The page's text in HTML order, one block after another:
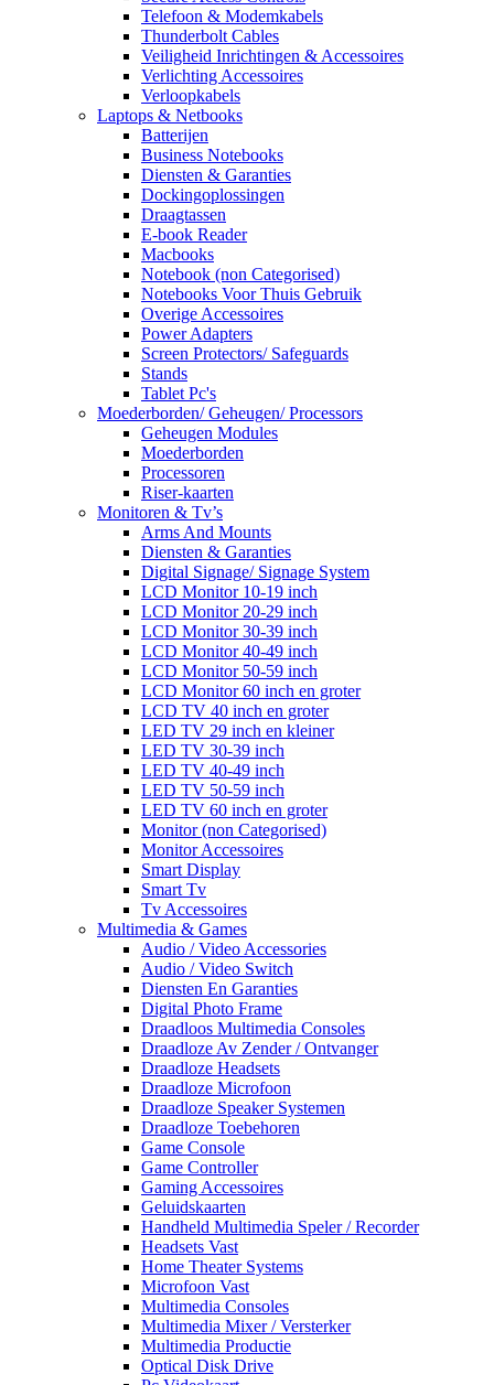
Telefoon & Modemkabels
Thunderbolt Cables
Veiligheid Inrichtingen & Accessoires
Verlichting Accessoires
Verloopkabels
Laptops & Netbooks
Batterijen
Business Notebooks
Diensten & Garanties
Dockingoplossingen
Draagtassen
E-book Reader
Macbooks
Notebook (non Categorised)
Notebooks Voor Thuis Gebruik
Overige Accessoires
Power Adapters
Screen Protectors/ Safeguards
Stands
Tablet Pc's
Moederborden/ Geheugen/ Processors
Geheugen Modules
Moederborden
Processoren
Riser-kaarten
Monitoren & Tv’s
Arms And Mounts
Diensten & Garanties
Digital Signage/ Signage System
LCD Monitor 10-19 inch
LCD Monitor 20-29 inch
LCD Monitor 30-39 inch
LCD Monitor 40-49 inch
LCD Monitor 50-59 inch
LCD Monitor 60 inch en groter
LCD TV 40 inch en groter
LED TV 29 inch en kleiner
LED TV 30-39 inch
LED TV 40-49 inch
LED TV 50-59 inch
LED TV 60 inch en groter
Monitor (non Categorised)
Monitor Accessoires
Smart Display
Smart Tv
Tv Accessoires
Multimedia & Games
Audio / Video Accessories
Audio / Video Switch
Diensten En Garanties
Digital Photo Frame
Draadloos Multimedia Consoles
Draadloze Av Zender / Ontvanger
Draadloze Headsets
Draadloze Microfoon
Draadloze Speaker Systemen
Draadloze Toebehoren
Game Console
Game Controller
Gaming Accessoires
Geluidskaarten
Handheld Multimedia Speler / Recorder
Headsets Vast
Home Theater Systems
Microfoon Vast
Multimedia Consoles
Multimedia Mixer / Versterker
Multimedia Productie
Optical Disk Drive